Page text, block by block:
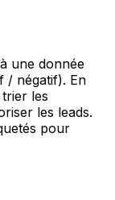
une donnée
/ négatif). En
les
les leads.
pour